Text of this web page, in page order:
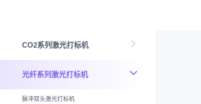
CO2系列激光打标机
光纤系列激光打标机
脉冲双头激光打标机